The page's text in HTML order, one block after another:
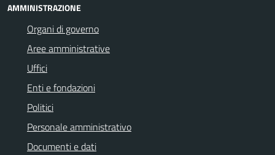
AMMINISTRAZIONE
Organi di governo
Aree amministrative
Uffici
Enti e fondazioni
Politici
Personale amministrativo
Documenti e dati